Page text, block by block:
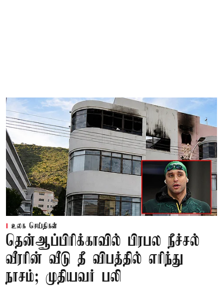
உலக செய்திகள்
தென்ஆப்பிரிக்காவில் பிரபல நீச்சல்
வீரரின் வீடு தீ விபத்தில் எரிந்து
நாசம்; முதியவர் பலி